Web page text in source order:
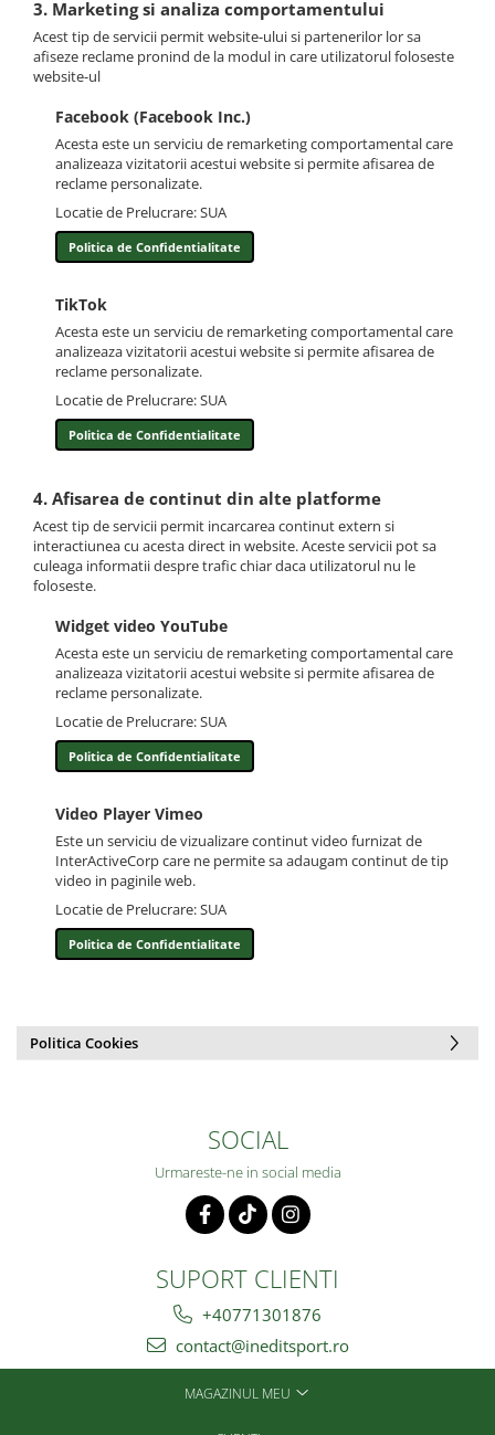
3. Marketing si analiza comportamentului
Acest tip de servicii permit website-ului si partenerilor lor sa
afiseze reclame pronind de la modul in care utilizatorul foloseste
website-ul
Facebook (Facebook Inc.)
Acesta este un serviciu de remarketing comportamental care
analizeaza vizitatorii acestui website si permite afisarea de
reclame personalizate.
Locatie de Prelucrare: SUA
Politica de Confidentialitate
TikTok
Acesta este un serviciu de remarketing comportamental care
analizeaza vizitatorii acestui website si permite afisarea de
reclame personalizate.
Locatie de Prelucrare: SUA
Politica de Confidentialitate
4. Afisarea de continut din alte platforme
Acest tip de servicii permit incarcarea continut extern si
interactiunea cu acesta direct in website. Aceste servicii pot sa
culeaga informatii despre trafic chiar daca utilizatorul nu le
foloseste.
Widget video YouTube
Acesta este un serviciu de remarketing comportamental care
analizeaza vizitatorii acestui website si permite afisarea de
reclame personalizate.
Locatie de Prelucrare: SUA
Politica de Confidentialitate
Video Player Vimeo
Este un serviciu de vizualizare continut video furnizat de
InterActiveCorp care ne permite sa adaugam continut de tip
video in paginile web.
Locatie de Prelucrare: SUA
Politica de Confidentialitate
Politica Cookies
SOCIAL
Urmareste-ne in social media
SUPORT CLIENTI
+40771301876
contact@ineditsport.ro
MAGAZINUL MEU